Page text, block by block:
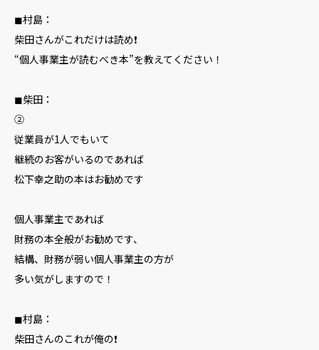
◼︎村島：
柴田さんがこれだけは読め❗️
“個人事業主が読むべき本”を教えてください！
◼︎柴田：
②
従業員が1人でもいて
継続のお客がいるのであれば
松下幸之助の本はお勧めです
個人事業主であれば
財務の本全般がお勧めです、
結構、財務が弱い個人事業主の方が
多い気がしますので！
◼︎村島：
柴田さんのこれが俺の❗️